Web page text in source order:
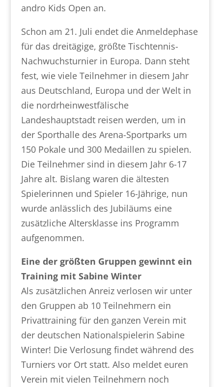
andro Kids Open an.
Schon am 21. Juli endet die Anmeldephase
für das dreitägige, größte Tischtennis-
Nachwuchsturnier in Europa. Dann steht
fest, wie viele Teilnehmer in diesem Jahr
aus Deutschland, Europa und der Welt in
die nordrheinwestfälische
Landeshauptstadt reisen werden, um in
der Sporthalle des Arena-Sportparks um
150 Pokale und 300 Medaillen zu spielen.
Die Teilnehmer sind in diesem Jahr 6-17
Jahre alt. Bislang waren die ältesten
Spielerinnen und Spieler 16-Jährige, nun
wurde anlässlich des Jubiläums eine
zusätzliche Altersklasse ins Programm
aufgenommen.
Eine der größten Gruppen gewinnt ein
Training mit Sabine Winter
Als zusätzlichen Anreiz verlosen wir unter
den Gruppen ab 10 Teilnehmern ein
Privattraining für den ganzen Verein mit
der deutschen Nationalspielerin Sabine
Winter! Die Verlosung findet während des
Turniers vor Ort statt. Also meldet euren
Verein mit vielen Teilnehmern noch